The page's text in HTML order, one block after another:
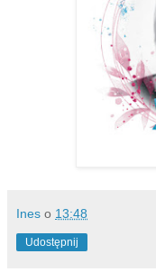
Ines o 13:48
Udostępnij